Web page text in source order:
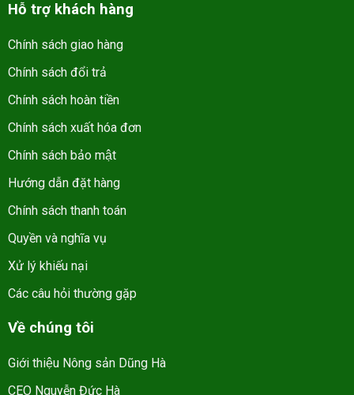
Hỗ trợ khách hàng
Chính sách giao hàng
Chính sách đổi trả
Chính sách hoàn tiền
Chính sách xuất hóa đơn
Chính sách bảo mật
Hướng dẫn đặt hàng
Chính sách thanh toán
Quyền và nghĩa vụ
Xử lý khiếu nại
Các câu hỏi thường gặp
Về chúng tôi
Giới thiệu Nông sản Dũng Hà
CEO Nguyễn Đức Hà